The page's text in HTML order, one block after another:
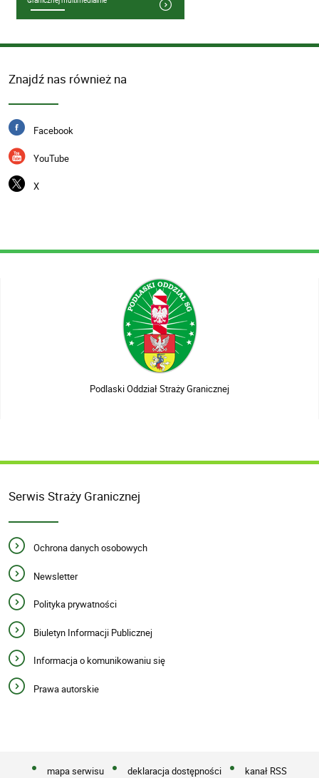
Znajdź nas również na
Facebook
YouTube
X
Podlaski Oddział Straży Granicznej
Serwis Straży Granicznej
Ochrona danych osobowych
Newsletter
Polityka prywatności
Biuletyn Informacji Publicznej
Informacja o komunikowaniu się
Prawa autorskie
mapa serwisu deklaracja dostępności kanał RSS